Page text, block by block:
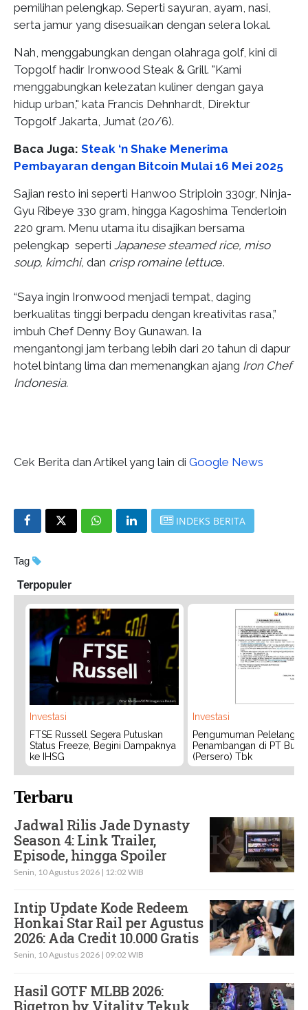
pemilihan pelengkap. Seperti sayuran, ayam, nasi,
serta jamur yang disesuaikan dengan selera lokal.
Nah, menggabungkan dengan olahraga golf, kini di
Topgolf hadir Ironwood Steak & Grill. "Kami
menggabungkan kelezatan kuliner dengan gaya
hidup urban," kata Francis Dehnhardt, Direktur
Topgolf Jakarta, Jumat (20/6).
Baca Juga: Steak ‘n Shake Menerima
Pembayaran dengan Bitcoin Mulai 16 Mei 2025
Sajian resto ini seperti Hanwoo Striploin 330gr, Ninja-
Gyu Ribeye 330 gram, hingga Kagoshima Tenderloin
220 gram. Menu utama itu disajikan bersama
pelengkap seperti Japanese steamed rice, miso
soup, kimchi, dan crisp romaine lettuce.
“Saya ingin Ironwood menjadi tempat, daging
berkualitas tinggi berpadu dengan kreativitas rasa,”
imbuh Chef Denny Boy Gunawan. Ia
mengantongi jam terbang lebih dari 20 tahun di dapur
hotel bintang lima dan memenangkan ajang Iron Chef
Indonesia.
Cek Berita dan Artikel yang lain di Google News
INDEKS BERITA
Tag
Terpopuler
Investasi
FTSE Russell Segera Putuskan
Status Freeze, Begini Dampaknya
ke IHSG
Investasi
Pengumuman Pelelangan
Penambangan di PT Bukit
(Persero) Tbk
Terbaru
Jadwal Rilis Jade Dynasty
Season 4: Link Trailer,
Episode, hingga Spoiler
Senin, 10 Agustus 2026 | 12:02 WIB
Intip Update Kode Redeem
Honkai Star Rail per Agustus
2026: Ada Credit 10.000 Gratis
Senin, 10 Agustus 2026 | 09:02 WIB
Hasil GOTF MLBB 2026:
Bigetron by Vitality Tekuk